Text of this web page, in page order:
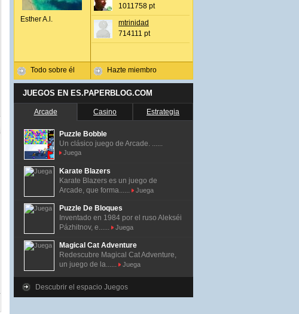
Esther A.l.
Todo sobre él
1011758 pt
mtrinidad
714111 pt
Hazte miembro
JUEGOS EN ES.PAPERBLOG.COM
Arcade Casino Estrategia
Puzzle Bobble
Un clásico juego de Arcade. ......
Juega
Karate Blazers
Karate Blazers es un juego de
Arcade, que forma......
Juega
Puzzle De Bloques
Inventado en 1984 por el ruso Alekséi
Pázhitnov, e......
Juega
Magical Cat Adventure
Redescubre Magical Cat Adventure,
un juego de la......
Juega
Descubrir el espacio Juegos